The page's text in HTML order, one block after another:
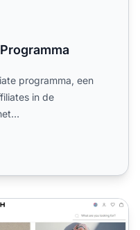
programma, een
in de